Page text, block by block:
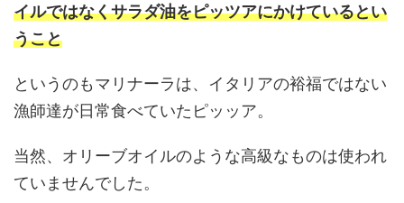
イルではなくサラダ油をピッツアにかけているとい
うこと
というのもマリナーラは、イタリアの裕福ではない
漁師達が日常食べていたピッッア。
当然、オリーブオイルのような高級なものは使われ
ていませんでした。